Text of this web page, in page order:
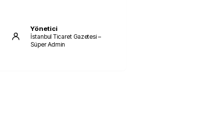
Yönetici
İstanbul Ticaret Gazetesi –
Süper Admin